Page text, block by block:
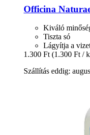
Officina
Kiváló
Tiszta só
Lágyítja a
1.300 Ft (1.300 Ft /
Szállítás eddig: